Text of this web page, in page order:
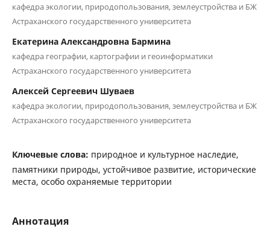
кафедра экологии, природопользования, землеустройства и БЖ
Астраханского государственного университета
Екатерина Александровна Бармина
кафедра географии, картографии и геоинформатики
Астраханского государственного университета
Алексей Сергеевич Шуваев
кафедра экологии, природопользования, землеустройства и БЖ
Астраханского государственного университета
Ключевые слова: природное и культурное наследие,
памятники природы, устойчивое развитие, исторические
места, особо охраняемые территории
Аннотация